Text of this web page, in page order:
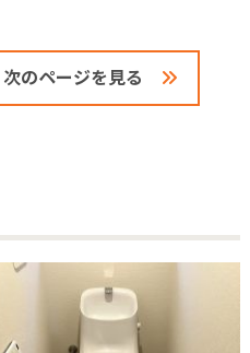
次のページを見る